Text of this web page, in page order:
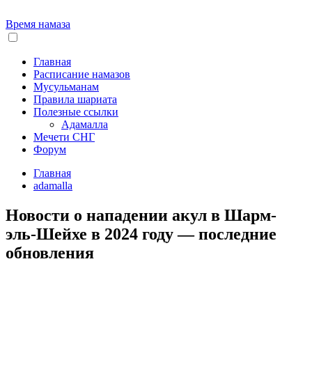
Время намаза
Главная
Расписание намазов
Мусульманам
Правила шариата
Полезные ссылки
Адамалла
Мечети СНГ
Форум
Главная
adamalla
Новости о нападении акул в Шарм-
эль-Шейхе в 2024 году — последние
обновления